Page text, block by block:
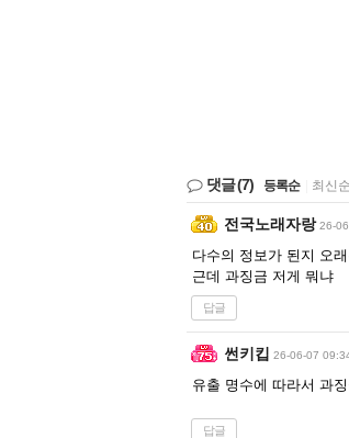
댓글(7) 등록순 최신순
전국노래자랑 26-
다수의 정보가 된지 오
근데 과징금 저게 뭐냐
답글
썬키킵 26-06-07
유출 명수에 따라서 과
답글